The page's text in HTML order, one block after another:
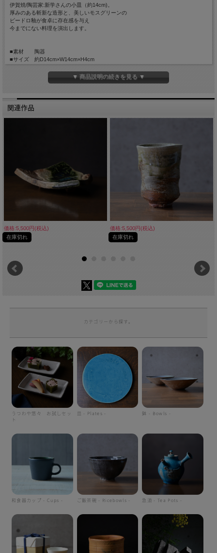
伊賀焼/陶芸家:新学さんの小皿（約14cm)。
厚みのある斬新な造形と、美しいモスグリーンの
ビードロ釉が食卓に存在感を与え
今までにない料理を演出します。
■素材 陶器
■サイズ 約D14cm×W14cm×H4cm
■手触り ざらっとしています。
■重量 約410g
■生産 Made in JAPAN
▼ 商品説明の続きを見る ▼
関連作品
価格:5,500円(税込)
在庫切れ
価格:5,500円(税込)
在庫切れ
カテゴリーから探す。
うつわや悠々 お試しセッ
ト
皿 - Plates - 鉢 - Bowls -
和食器カップ - Cups - ご飯茶碗 - Ricebowls - 急須 - Tea Pots -